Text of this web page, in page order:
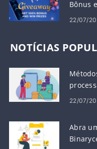
Bônus
22/07/
NOTÍCIAS
22/07/
Abra